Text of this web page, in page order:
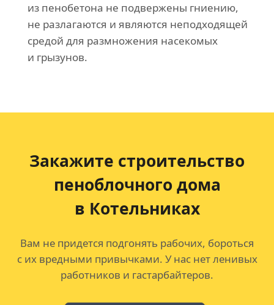
из пенобетона не подвержены гниению,
не разлагаются и являются неподходящей
средой для размножения насекомых
и грызунов.
Закажите строительство
пеноблочного дома
в Котельниках
Вам не придется подгонять рабочих, бороться
с их вредными привычками. У нас нет ленивых
работников и гастарбайтеров.